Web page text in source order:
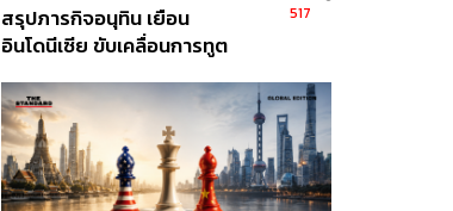
สรุปภารกิจอนุทิน เยือน
อินโดนีเซีย ขับเคลื่อนการทูต
ส่วนยุทธศาสตร์ไทย –
อินโดนีเซีย
517